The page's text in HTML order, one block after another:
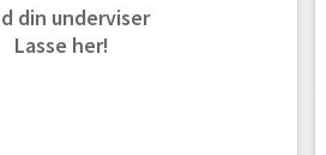
din underviser
Lasse her!